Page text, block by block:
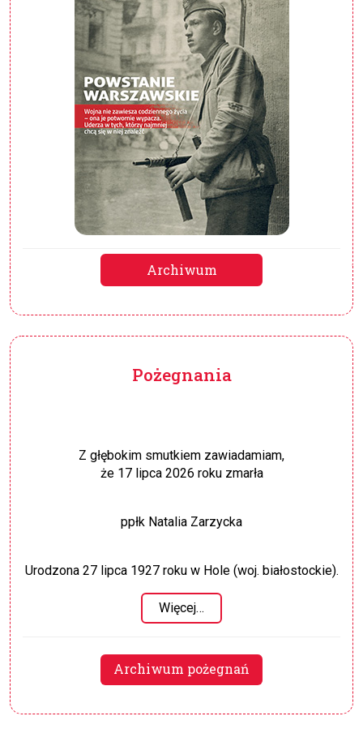
Archiwum
Pożegnania
Z głębokim smutkiem zawiadamiam,
że 17 lipca 2026 roku zmarła
ppłk Natalia Zarzycka
Urodzona 27 lipca 1927 roku w Hole (woj. białostockie).
Więcej…
Archiwum pożegnań